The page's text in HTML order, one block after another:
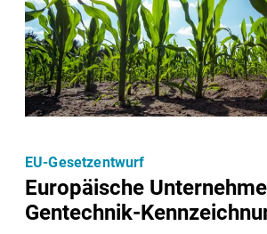
Europäische
Gentechnik-
EU-Gesetzentwurf